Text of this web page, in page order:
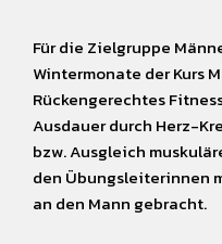
Für die Zielgruppe
Wintermonate der Kurs
Rückengerechtes
Ausdauer durch Herz-
bzw. Ausgleich
den Übungsleiterinnen
an den Mann gebracht.